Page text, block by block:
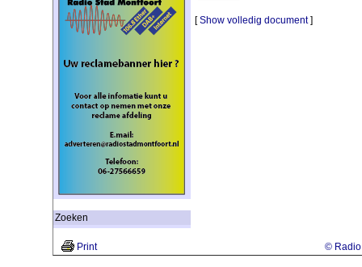
Zoeken
[Show volledig document]
Print © Radio